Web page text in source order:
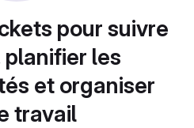
pour suivre
planifier les
et organiser
travail